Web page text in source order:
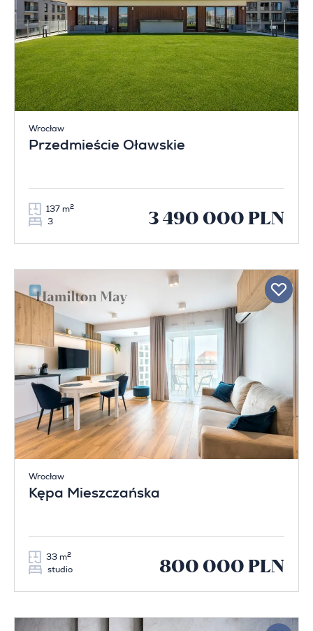
Wrocław
Przedmieście Oławskie
137 m2
3 3 490 000 PLN
Wrocław
Kępa Mieszczańska
33 m2
studio 800 000 PLN